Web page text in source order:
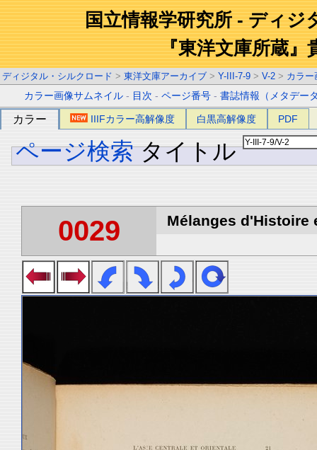
国立情報学研究所 - ディジ
『東洋文庫所蔵』
ディジタル・シルクロード > 東洋文庫アーカイブ > Y-III-7-9 > V-2 > カラー
カラー画像サムネイル - 目次 -ページ番号 -書誌情報（メタデー
カラー IIIFカラー高解像度 白黒高解像度 PDF
ページ検索 タイトル
0029 Mélanges d'Histoire